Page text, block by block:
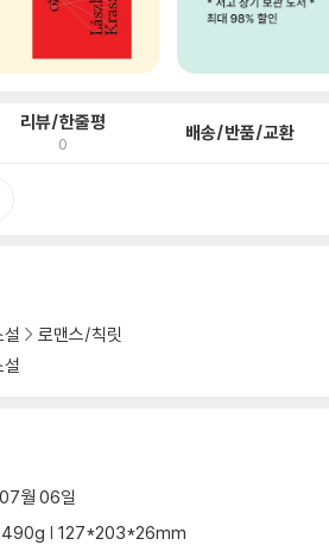
리뷰/한줄평
0 배송/반품/교환
설
로맨스/칙릿
설
월 06일
| 127*203*26mm